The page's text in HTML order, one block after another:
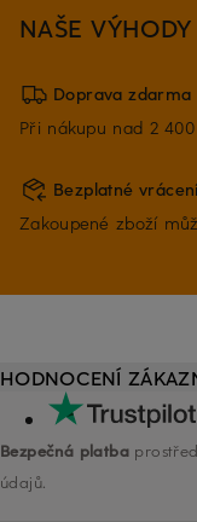
NAŠE VÝHODY
Doprava
Při nákupu nad 2
Bezplatné
Zakoupené zboží
HODNOCENÍ
Bezpečná platba
údajů.